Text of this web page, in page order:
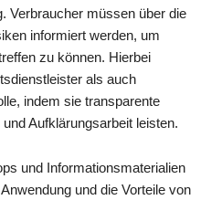
Verbraucher müssen über die
informiert werden, um
zu können. Hierbei
als auch
indem sie transparente
Aufklärungsarbeit leisten.
und Informationsmaterialien
und die Vorteile von